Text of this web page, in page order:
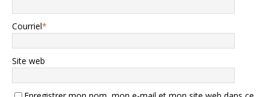
Courriel*
Site web